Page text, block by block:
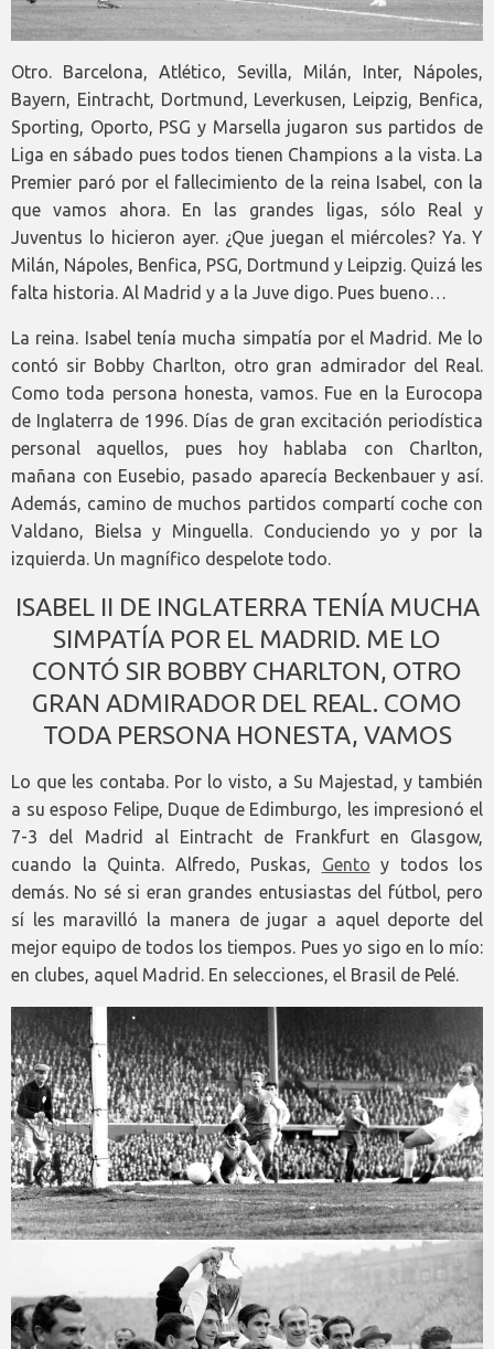
Otro. Barcelona, Atlético, Sevilla, Milán, Inter, Nápoles,
Bayern, Eintracht, Dortmund, Leverkusen, Leipzig, Benfica,
Sporting, Oporto, PSG y Marsella jugaron sus partidos de
Liga en sábado pues todos tienen Champions a la vista. La
Premier paró por el fallecimiento de la reina Isabel, con la
que vamos ahora. En las grandes ligas, sólo Real y
Juventus lo hicieron ayer. ¿Que juegan el miércoles? Ya. Y
Milán, Nápoles, Benfica, PSG, Dortmund y Leipzig. Quizá les
falta historia. Al Madrid y a la Juve digo. Pues bueno…
La reina. Isabel tenía mucha simpatía por el Madrid. Me lo
contó sir Bobby Charlton, otro gran admirador del Real.
Como toda persona honesta, vamos. Fue en la Eurocopa
de Inglaterra de 1996. Días de gran excitación periodística
personal aquellos, pues hoy hablaba con Charlton,
mañana con Eusebio, pasado aparecía Beckenbauer y así.
Además, camino de muchos partidos compartí coche con
Valdano, Bielsa y Minguella. Conduciendo yo y por la
izquierda. Un magnífico despelote todo.
ISABEL II DE INGLATERRA TENÍA MUCHA
SIMPATÍA POR EL MADRID. ME LO
CONTÓ SIR BOBBY CHARLTON, OTRO
GRAN ADMIRADOR DEL REAL. COMO
TODA PERSONA HONESTA, VAMOS
Lo que les contaba. Por lo visto, a Su Majestad, y también
a su esposo Felipe, Duque de Edimburgo, les impresionó el
7-3 del Madrid al Eintracht de Frankfurt en Glasgow,
cuando la Quinta. Alfredo, Puskas, Gento y todos los
demás. No sé si eran grandes entusiastas del fútbol, pero
sí les maravilló la manera de jugar a aquel deporte del
mejor equipo de todos los tiempos. Pues yo sigo en lo mío:
en clubes, aquel Madrid. En selecciones, el Brasil de Pelé.